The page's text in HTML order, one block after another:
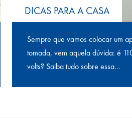
DICAS PARA A CASA
Sempre que vamos colocar um
tomada, vem aquela dúvida: é
volts? Saiba tudo sobre essa...